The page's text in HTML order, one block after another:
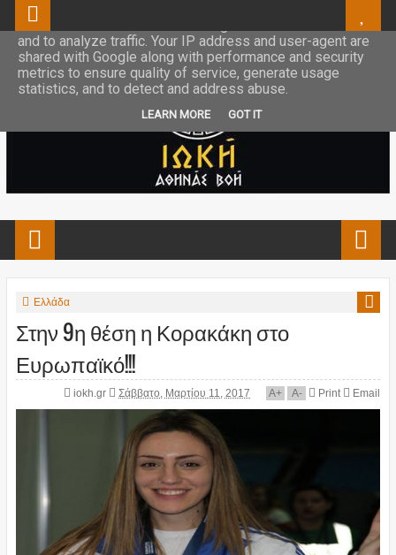
Ελλάδα
Στην 9η θέση η Κορακάκη στο
Ευρωπαϊκό!!!
iokh.gr Σάββατο, Μαρτίου 11, 2017 A+ A- Print Email
This site uses cookies from Google to deliver its services
and to analyze traffic. Your IP address and user-agent are
shared with Google along with performance and security
metrics to ensure quality of service, generate usage
statistics, and to detect and address abuse.
LEARN MORE GOT IT